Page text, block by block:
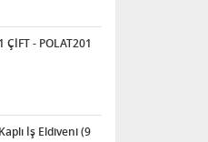
- POLAT201
İş Eldiveni (9